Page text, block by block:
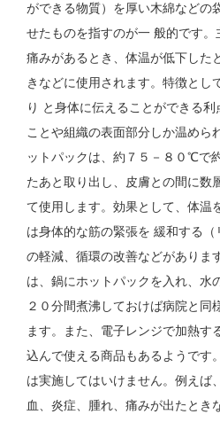
ができる物質）を厚い木綿などの
せたものを指すのが一 般的です
痛みがあるとき、体温が低下した
きなどに使用されます。特徴とし
り と身体に伝えることができる
ことや組織の表面部分しか温めら
ットパックは、約７５－８０℃で
たあと取り出し、皮膚との間に数
て使用します。効果として、体温
は身体的な筋の緊張を 緩和する
の軽減、循環の改善などがありま
は、鍋にホットパックを入れ、
２０分間煮沸しておけば病院と同
ます。また、電子レンジで加熱す
込んで使える商品もあるようです
は実施してはいけません。例えば
血、炎症、腫れ、痛みが出たとき